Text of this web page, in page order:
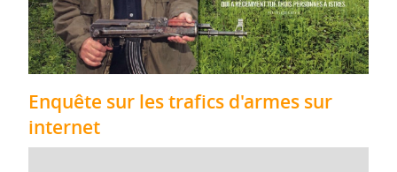
Enquête sur les trafics d'armes sur
internet